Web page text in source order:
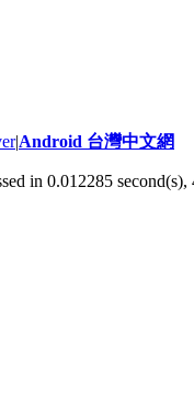
|Android 台灣中文網
in 0.012285